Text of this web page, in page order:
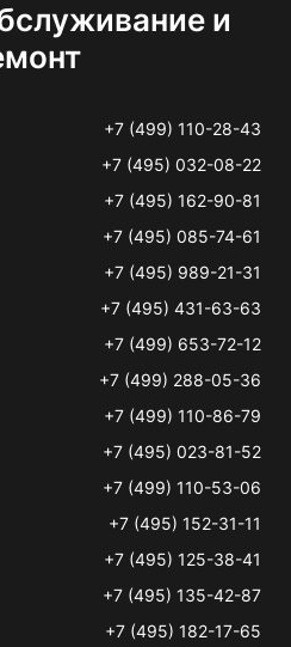
и
+7 (499) 110-28-43
+7 (495) 032-08-22
+7 (495) 162-90-81
+7 (495) 085-74-61
+7 (495) 989-21-31
+7 (495) 431-63-63
+7 (499) 653-72-12
+7 (499) 288-05-36
+7 (499) 110-86-79
+7 (495) 023-81-52
+7 (499) 110-53-06
+7 (495) 152-31-11
+7 (495) 125-38-41
+7 (495) 135-42-87
+7 (495) 182-17-65